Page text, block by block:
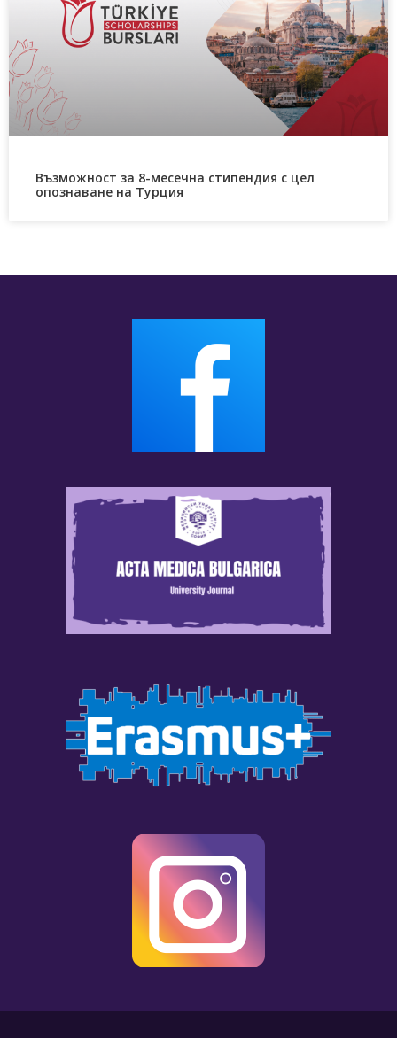
Възможност за 8-месечна стипендия с цел
опознаване на Турция